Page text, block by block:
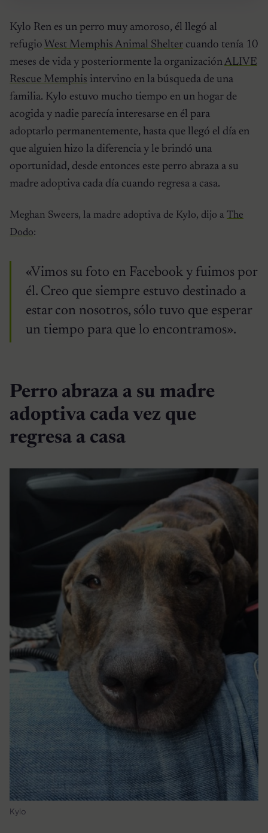
Kylo Ren es un perro muy amoroso, él llegó al
refugio West Memphis Animal Shelter cuando tenía 10
meses de vida y posteriormente la organizaciónALIVE
Rescue Memphis intervino en la búsqueda de una
familia. Kylo estuvo mucho tiempo en un hogar de
acogida y nadie parecía interesarse en él para
adoptarlo permanentemente, hasta que llegó el día en
que alguien hizo la diferencia y le brindó una
oportunidad, desde entonces este perro abraza a su
madre adoptiva cada día cuando regresa a casa.
Meghan Sweers, la madre adoptiva de Kylo, dijo a The
Dodo:
«Vimos su foto en Facebook y fuimos por
él. Creo que siempre estuvo destinado a
estar con nosotros, sólo tuvo que esperar
un tiempo para que lo encontramos».
Perro abraza a su madre
adoptiva cada vez que
regresa a casa
Kylo